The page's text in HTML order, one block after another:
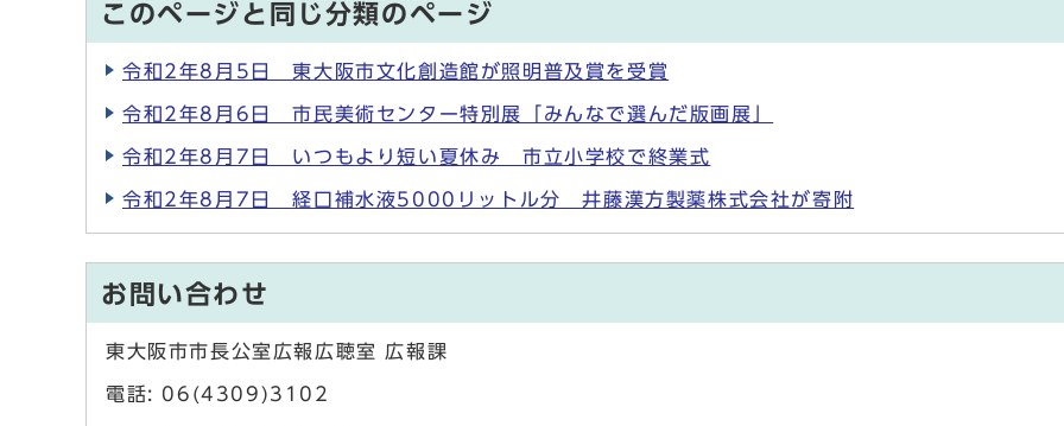
このページと同じ分類のページ
令和2年8月5日 東大阪市文化創造館が照明普及賞を受賞
令和2年8月6日 市民美術センター特別展「みんなで選んだ版画展」
令和2年8月7日 いつもより短い夏休み 市立小学校で終業式
令和2年8月7日 経口補水液5000リットル分 井藤漢方製薬株式会社が寄附
お問い合わせ
東大阪市市長公室広報広聴室 広報課
電話: 06(4309)3102